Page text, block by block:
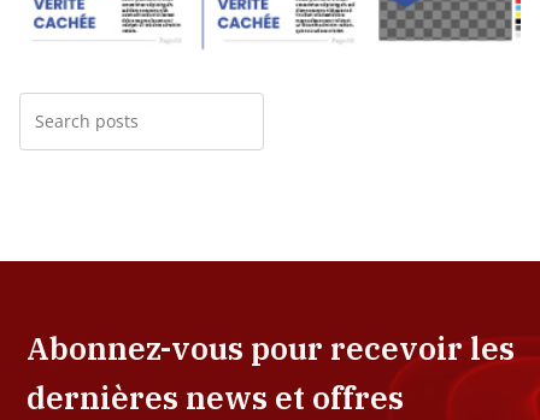
Abonnez-vous pour recevoir les
dernières news et offres